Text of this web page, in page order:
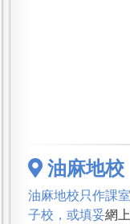
油麻地校
油麻地校只作課
子校，或填妥網